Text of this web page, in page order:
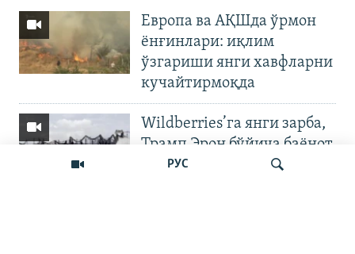
РУС
Европа ва АҚШда ўрмон
ёнғинлари: иқлим
ўзгариши янги хавфларни
кучайтирмоқда
Wildberries’га янги зарба,
Трамп Эрон бўйича баёнот
қилди